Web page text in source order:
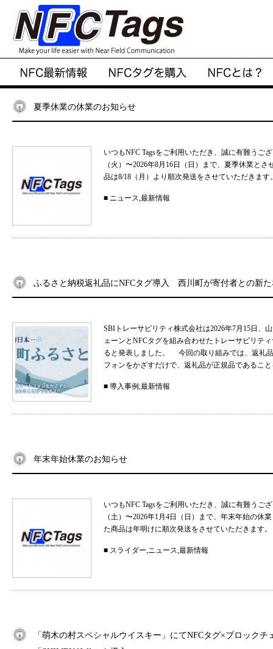
夏季休業の休業のお知らせ
いつもNFC Tagsをご利用いただき、誠に有難う
（火）〜2026年8月16日（日）まで、夏季休業と
品は8/18（月）より順次発送をさせていただきま
■ ニュース,最新情報
ふるさと納税返礼品にNFCタグ導入 西川町が寄付者との新
SBIトレーサビリティ株式会社は2026年7月15日、
ェーンとNFCタグを組み合わせたトレーサビリテ
ると発表しました。 今回の取り組みでは、返礼
フォンをかざすだけで、返礼品が正規品であるこ
■ 導入事例,最新情報
年末年始休業のお知らせ
いつもNFC Tagsをご利用いただき、誠に有難う
（土）〜2026年1月4日（日）まで、年末年始の
た商品は年明けに順次発送をさせていただきます
■ スライダー,ニュース,最新情報
「萌木の村スペシャルウイスキー」にてNFCタグ×ブロックチ